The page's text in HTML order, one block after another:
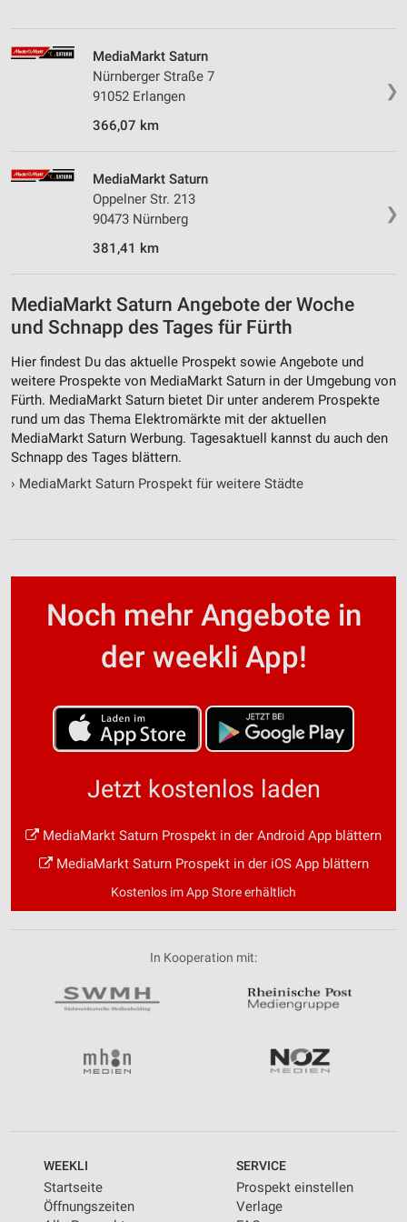
❯
MediaMarkt Saturn
Nürnberger Straße 7
91052 Erlangen
366,07 km
❯
MediaMarkt Saturn
Oppelner Str. 213
90473 Nürnberg
381,41 km
MediaMarkt Saturn Angebote der Woche
und Schnapp des Tages für Fürth
Hier findest Du das aktuelle Prospekt sowie Angebote und
weitere Prospekte von MediaMarkt Saturn in der Umgebung von
Fürth. MediaMarkt Saturn bietet Dir unter anderem Prospekte
rund um das Thema Elektromärkte mit der aktuellen
MediaMarkt Saturn Werbung. Tagesaktuell kannst du auch den
Schnapp des Tages blättern.
› MediaMarkt Saturn Prospekt für weitere Städte
Noch mehr Angebote in
der weekli App!
Jetzt kostenlos laden
MediaMarkt Saturn Prospekt in der Android App blättern
MediaMarkt Saturn Prospekt in der iOS App blättern
Kostenlos im App Store erhältlich
In Kooperation mit:
WEEKLI
Startseite
Öffnungszeiten
SERVICE
Prospekt einstellen
Verlage
Inhalten
Verwendung genauer Standortdaten
Informationen identifizieren
Nicht-IAB-Verarbeitungszwecke:
Funktional
Werbung